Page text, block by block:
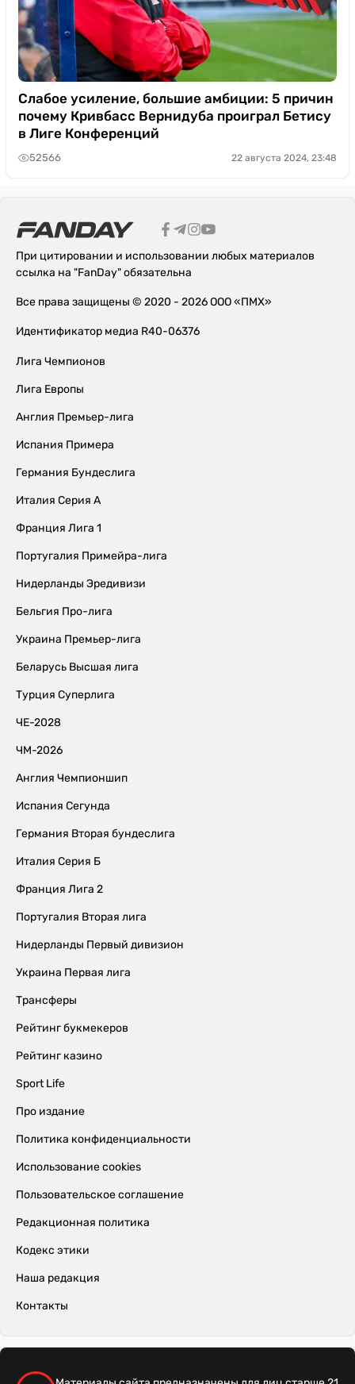
Слабое усиление, большие амбиции: 5 причин
почему Кривбасс Вернидуба проиграл Бетису
в Лиге Конференций
52566 22 августа 2024, 23:48
При цитировании и использовании любых материалов
ссылка на "FanDay" обязательна
Все права защищены © 2020 - 2026 ООО «ПМХ»
Идентификатор медиа R40-06376
Лига Чемпионов
Лига Европы
Англия Премьер-лига
Испания Примера
Германия Бундеслига
Италия Серия А
Франция Лига 1
Португалия Примейра-лига
Нидерланды Эредивизи
Бельгия Про-лига
Украина Премьер-лига
Беларусь Высшая лига
Турция Суперлига
ЧЕ-2028
ЧМ-2026
Англия Чемпионшип
Испания Сегунда
Германия Вторая бундеслига
Италия Серия Б
Франция Лига 2
Португалия Вторая лига
Нидерланды Первый дивизион
Украина Первая лига
Трансферы
Рейтинг букмекеров
Рейтинг казино
Sport Life
Про издание
Политика конфиденциальности
Использование cookies
Пользовательское соглашение
Редакционная политика
Кодекс этики
Наша редакция
Контакты